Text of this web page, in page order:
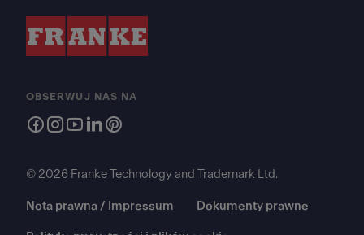
OBSERWUJ NAS NA
© 2026 Franke Technology and Trademark Ltd.
Nota prawna / Impressum Dokumenty prawne